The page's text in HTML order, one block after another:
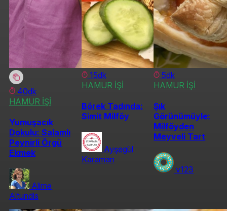
40dk
HAMUR İŞİ
Yumuşacık
Dokulu: Salamlı
Peynirli Örgü
Ekmek
Alime
Altundis
15dk
HAMUR İŞİ
Börek Tadında:
Simit Milföy
Ayşegül
Karaman
5dk
HAMUR İŞİ
Şık
Görünümüyle:
Milföyden
Meyveli Tart
v123